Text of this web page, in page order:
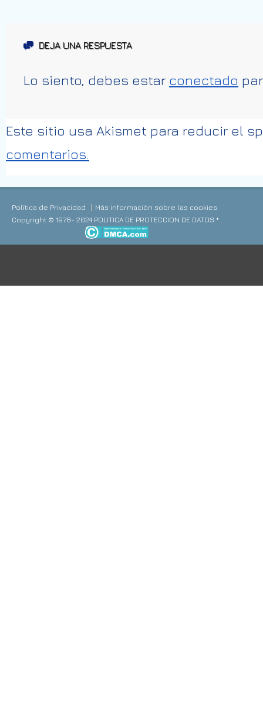
DEJA UNA RESPUESTA
Lo siento, debes estar conectado
Este sitio usa Akismet para reducir el
comentarios.
Política de Privacidad
Más información sobre las cookies
Copyright © 1978- 2024 POLITICA DE PROTECCION DE DATOS *